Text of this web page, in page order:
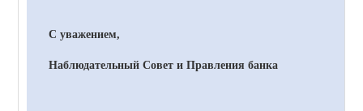
С уважением,
Наблюдательный Совет и Правления банка